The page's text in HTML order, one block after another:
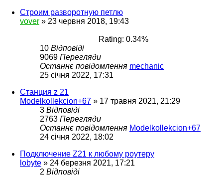
Строим разворотную петлю
vover » 23 червня 2018, 19:43
Rating: 0.34%
10 Відповіді
9069 Перегляди
Останнє повідомлення mechanic
25 січня 2022, 17:31
Станция z 21
Modelkollekcion+67 » 17 травня 2021, 21:29
3 Відповіді
2763 Перегляди
Останнє повідомлення Modelkollekcion+67
24 січня 2022, 18:02
Подключение Z21 к любому роутеру
lobyte » 24 березня 2021, 17:21
2 Відповіді